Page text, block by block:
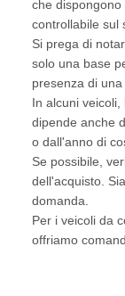
che
controllabile sul
Si prega di
solo una base
presenza di una
In alcuni
dipende anche
o dall'anno di
Se possibile,
dell'acquisto.
domanda.
Per i veicoli da
offriamo